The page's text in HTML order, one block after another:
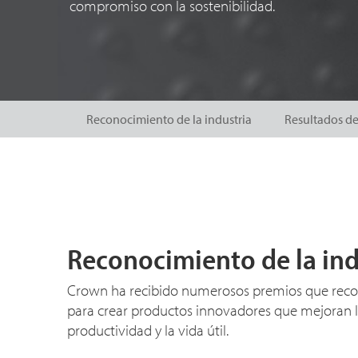
compromiso con la sostenibilidad.
Reconocimiento de la industria Resultados
Reconocimiento de la
Crown ha recibido numerosos premios que
para crear productos innovadores que mejoran
productividad y la vida útil.